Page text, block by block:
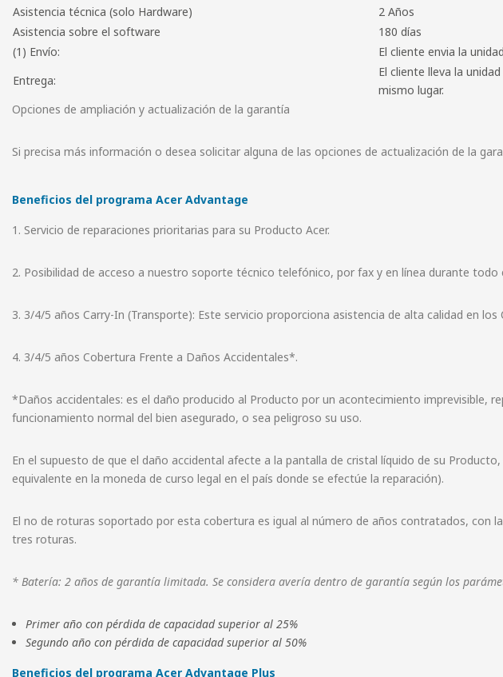
Asistencia técnica (solo Hardware)
2 Años
Asistencia sobre el software
180 días
(1) Envío:
El cliente envia la
Entrega:
El cliente lleva la
mismo lugar.
Opciones de ampliación y actualización de la garantía
Si precisa más información o desea solicitar alguna de las opciones de actualización de la
Beneficios del programa Acer Advantage
1. Servicio de reparaciones prioritarias para su Producto Acer.
2. Posibilidad de acceso a nuestro soporte técnico telefónico, por fax y en línea durante
3. 3/4/5 años Carry-In (Transporte): Este servicio proporciona asistencia de alta calidad en
4. 3/4/5 años Cobertura Frente a Daños Accidentales*.
*Daños accidentales: es el daño producido al Producto por un acontecimiento imprevisible,
funcionamiento normal del bien asegurado, o sea peligroso su uso.
En el supuesto de que el daño accidental afecte a la pantalla de cristal líquido de su
equivalente en la moneda de curso legal en el país donde se efectúe la reparación).
El no de roturas soportado por esta cobertura es igual al número de años contratados, con
tres roturas.
* Batería: 2 años de garantía limitada. Se considera avería dentro de garantía según los
Primer año con pérdida de capacidad superior al 25%
Segundo año con pérdida de capacidad superior al 50%
Beneficios del programa Acer Advantage Plus